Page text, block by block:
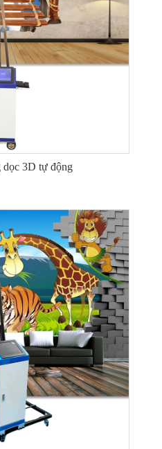
3D tự động